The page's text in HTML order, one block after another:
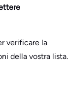
verificare la
della vostra lista.